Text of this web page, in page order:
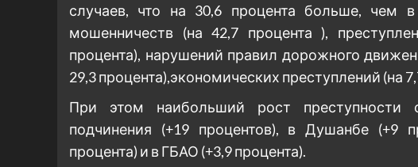
случаев, что на 30,6 процента больше, чем
мошенничеств (на 42,7 процента ),
процента), нарушений правил дорожного
29,3 процента),экономических преступлений (на
При этом наибольший рост преступности
подчинения (+19 процентов), в Душанбе (+9
процента) и в ГБАО (+3,9 процента).